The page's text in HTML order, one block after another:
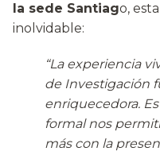
la sede Santiago,
inolvidable:
“La experiencia
de Investigación
enriquecedora.
formal nos
más con la